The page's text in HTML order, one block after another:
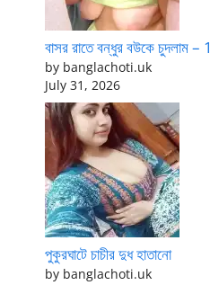
বাসর রাতে বন্ধুর বউকে চুদলাম – 1
by banglachoti.uk
July 31, 2026
পুকুরঘাটে চাচীর দুধ হাতানো
by banglachoti.uk